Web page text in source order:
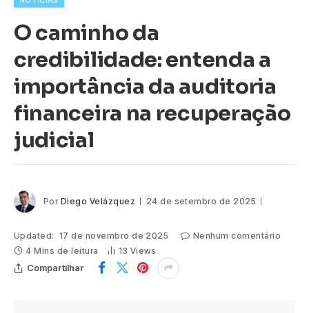
O caminho da
credibilidade: entenda a
importância da auditoria
financeira na recuperação
judicial
Por Diego Velázquez 24 de setembro de 2025
Updated: 17 de novembro de 2025
Nenhum comentário
4 Mins de leitura
13 Views
Compartilhar